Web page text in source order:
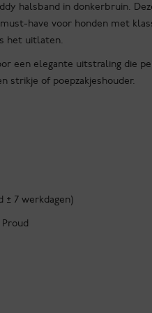
halsband in donkerbruin.
have voor honden met
het uitlaten.
een elegante uitstraling die
strikje of poepzakjeshouder.
± 7 werkdagen)